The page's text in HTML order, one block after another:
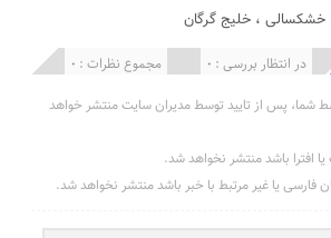
خشکسالی ،خلیج گرگان
مجموع نظرات : 0 در انتظار بررسی : 0
شما، پس از تایید توسط مدیران سایت منتشر خواهد
افترا باشد منتشر نخواهد شد.
فارسی یا غیر مرتبط با خبر باشد منتشر نخواهد شد.